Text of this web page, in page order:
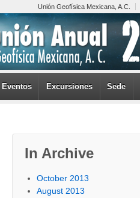
Unión Geofísica Mexicana, A.C.
Eventos Excursiones Sede
In Archive
October 2013
August 2013